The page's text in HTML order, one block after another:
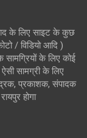
के लिए साइट के कुछ
/ विडियो आदि )
के लिए कोई
सामग्री के लिए
प्रकाशक, संपादक
होगा